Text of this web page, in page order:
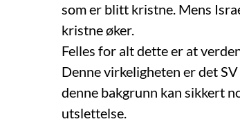
som er blitt kristne. Mens
kristne øker.
Felles for alt dette er at
Denne virkeligheten er det
denne bakgrunn kan sikkert
utslettelse.